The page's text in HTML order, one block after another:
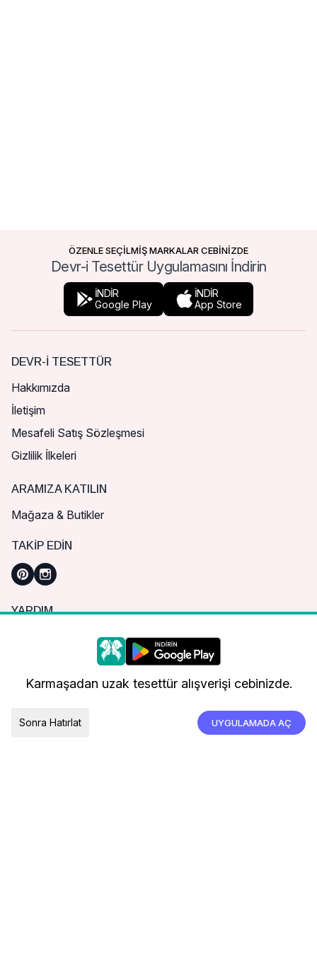
ÖZENLE SEÇİLMİŞ MARKALAR CEBİNİZDE
Devr-i Tesettür Uygulamasını İndirin
İNDİR
Google Play
İNDİR
App Store
DEVR-I TESETTÜR
Hakkımızda
İletişim
Mesafeli Satış Sözleşmesi
Gizlilik İlkeleri
ARAMIZA KATILIN
Mağaza & Butikler
TAKIP EDIN
YARDIM
Sık Sorulan Sorular
Nasıl Sipariş Verebilirim?
Kargo ve Teslimat
Daha iyi bir alışveriş deneyimi için çerezleri
kullanıyoruz.
Karmaşadan uzak tesettür alışverişi cebinizde.
Sonra Hatırlat UYGULAMADA AÇ